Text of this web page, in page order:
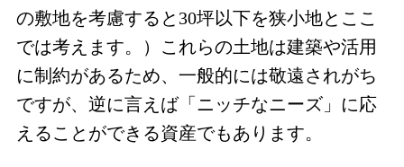
の敷地を考慮すると 30坪以下を狭小地とここ
では考えます。）これらの土地は建築や活用
に制約があるため、一般的には敬遠されがち
ですが、逆に言えば「ニッチなニーズ」に応
えることができる資産でもあります。